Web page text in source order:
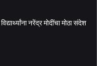
नरेंद्र मोदींचा मोठा संदेश